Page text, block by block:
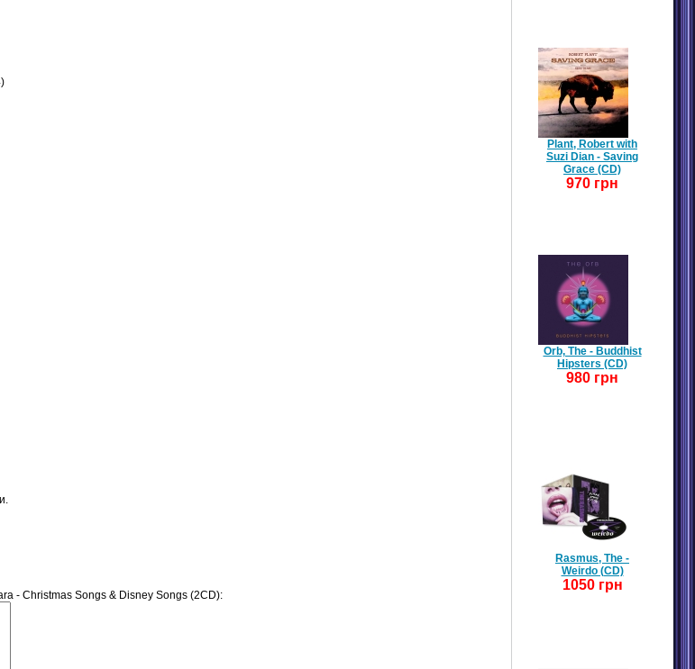
- Christmas Songs & Disney Songs (2CD):
Plant, Robert with
Suzi Dian - Saving
Grace (CD)
970 грн
Orb, The - Buddhist
Hipsters (CD)
980 грн
Rasmus, The -
Weirdo (CD)
1050 грн